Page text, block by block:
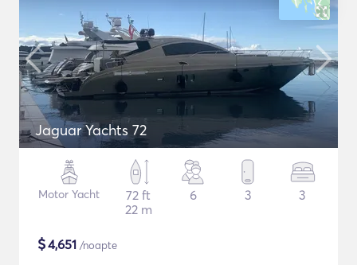
Jaguar Yachts 72
Motor Yacht
72 ft
22 m
6 3 3
$4,651 /noapte